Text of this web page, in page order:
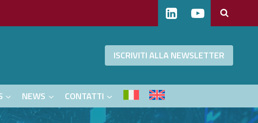
ISCRIVITI ALLA NEWSLETTER
NEWS CONTATTI